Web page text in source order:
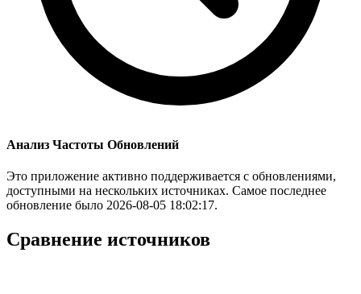
Анализ Частоты Обновлений
Это приложение активно поддерживается с обновлениями,
доступными на нескольких источниках. Самое последнее
обновление было 2026-08-05 18:02:17.
Сравнение источников